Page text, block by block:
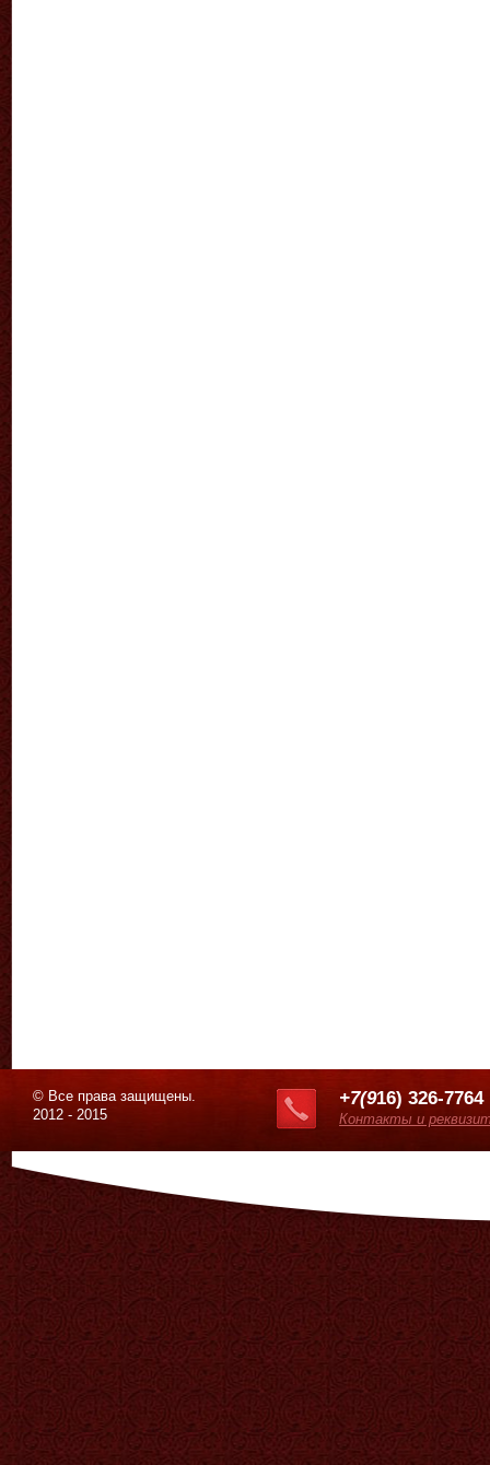
© Все права защищены.
2012 - 2015
+7(916) 326-7764
Контакты и